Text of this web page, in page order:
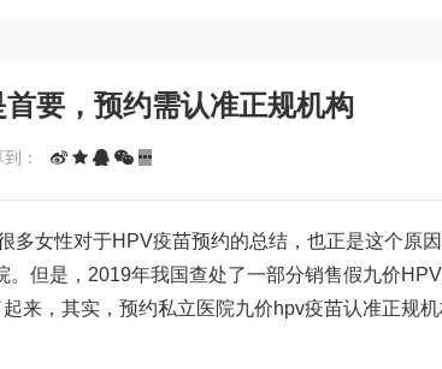
要，预约需认准正规机构
：
多女性对于HPV疫苗预约的总结，也正是这个原
。但是，2019年我国查处了一部分销售假九价
来，其实，预约私立医院九价hpv疫苗认准正规机